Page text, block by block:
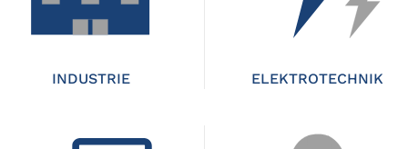
INDUSTRIE ELEKTROTECHNIK